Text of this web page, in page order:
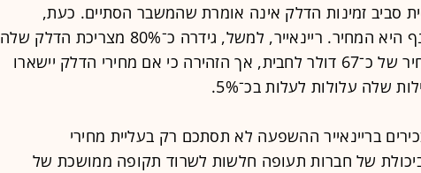
סביב זמינות הדלק אינה אומרת שהמשבר הסתיים. כעת,
הדאגה המרכזית בענף היא המחיר. ריינאייר, למשל, גידרה כ־80% מצריכת הדלק שלה
עד אפריל 2027 במחיר של כ־67 דולר לחבית, אך הזהירה כי אם מחירי הדלק יישארו
שלה עלולות לעלות בכ־5%.
בריינאייר ההשפעה לא תסתכם רק בעליית מחירי
של חברות תעופה חלשות לשרוד תקופה ממושכת של